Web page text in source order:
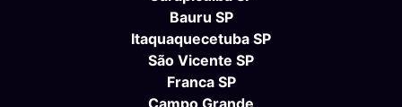
Bauru SP
Itaquaquecetuba SP
São Vicente SP
Franca SP